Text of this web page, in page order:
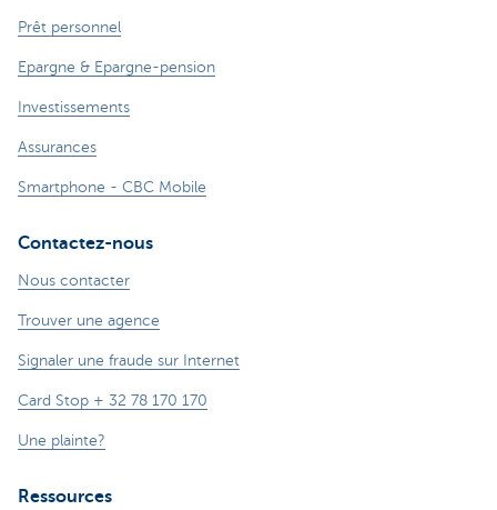
Prêt personnel
Epargne & Epargne-pension
Investissements
Assurances
Smartphone - CBC Mobile
Contactez-nous
Nous contacter
Trouver une agence
Signaler une fraude sur Internet
Card Stop + 32 78 170 170
Une plainte?
Ressources